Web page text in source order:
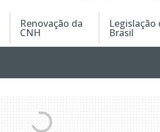
Renovação da
CNH Brasil